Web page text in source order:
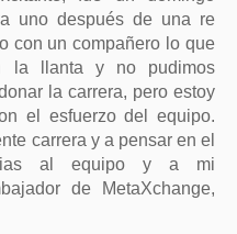
uno después de una re
con un compañero lo que
la llanta y no pudimos
la carrera, pero estoy
el esfuerzo del equipo.
carrera y a pensar en el
al equipo y a mi
de MetaXchange,